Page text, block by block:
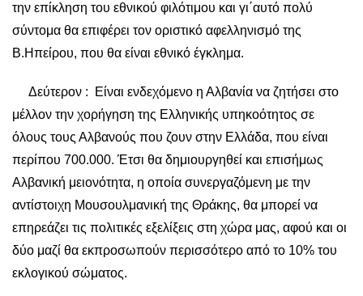
την επίκληση του εθνικού φιλότιμου και γι΄αυτό πολύ
σύντομα θα επιφέρει τον οριστικό αφελληνισμό της
Β.Ηπείρου, που θα είναι εθνικό έγκλημα.
Δεύτερον : Είναι ενδεχόμενο η Αλβανία να ζητήσει στο
μέλλον την χορήγηση της Ελληνικής υπηκοότητος σε
όλους τους Αλβανούς που ζουν στην Ελλάδα, που είναι
περίπου 700.000. Έτσι θα δημιουργηθεί και επισήμως
Αλβανική μειονότητα, η οποία συνεργαζόμενη με την
αντίστοιχη Μουσουλμανική της Θράκης, θα μπορεί να
επηρεάζει τις πολιτικές εξελίξεις στη χώρα μας, αφού και οι
δύο μαζί θα εκπροσωπούν περισσότερο από το 10% του
εκλογικού σώματος.